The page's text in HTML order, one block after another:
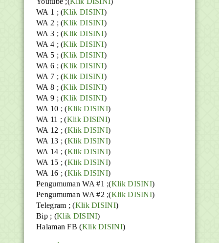
WA 1 ; (Klik DISINI)
WA 2 ; (Klik DISINI)
WA 3 ; (Klik DISINI)
WA 4 ; (Klik DISINI)
WA 5 ; (Klik DISINI)
WA 6 ; (Klik DISINI)
WA 7 ; (Klik DISINI)
WA 8 ; (Klik DISINI)
WA 9 ; (Klik DISINI)
WA 10 ; (Klik DISINI)
WA 11 ; (Klik DISINI)
WA 12 ; (Klik DISINI)
WA 13 ; (Klik DISINI)
WA 14 ; (Klik DISINI)
WA 15 ; (Klik DISINI)
WA 16 ; (Klik DISINI)
Pengumuman WA #1 ;(Klik DISINI)
Pengumuman WA #2 ;(Klik DISINI)
Telegram ;(Klik DISINI)
Bip ; (Klik DISINI)
Halaman FB(Klik DISINI)